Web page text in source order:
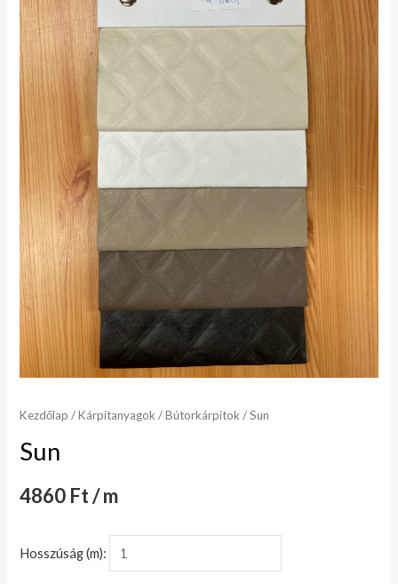
Kezdőlap /Kárpitanyagok /Bútorkárpitok / Sun
Sun
4860 Ft / m
Hosszúság (m):